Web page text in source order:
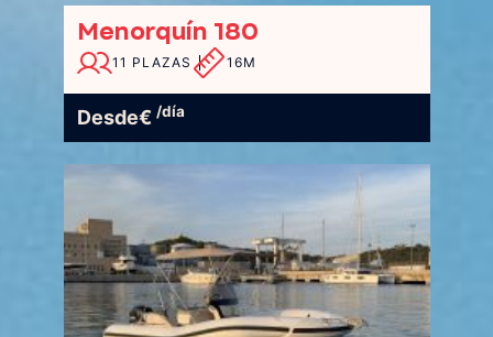
Menorquín 180
11 PLAZAS 16M
Desde€ /día